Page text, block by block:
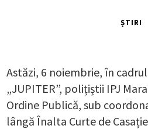
ȘTIRI
Astăzi, 6 noiembrie, în
„JUPITER”, polițiștii IPJ
Ordine Publică, sub
lângă Înalta Curte de